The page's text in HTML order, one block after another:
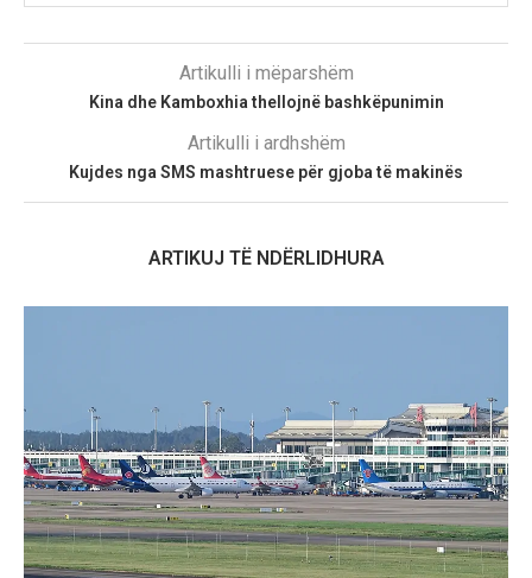
Artikulli i mëparshëm
Kina dhe Kamboxhia thellojnë bashkëpunimin
Artikulli i ardhshëm
Kujdes nga SMS mashtruese për gjoba të makinës
ARTIKUJ TË NDËRLIDHURA